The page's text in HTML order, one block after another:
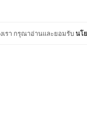
เรา กรุณาอ่านและยอมรับนโ